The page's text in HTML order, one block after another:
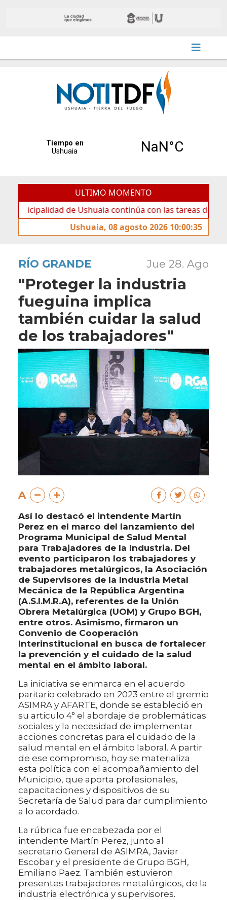
ULTIMO MOMENTO
de Ushuaia continúa con las tareas de
Ushuaia, 08 agosto 2026 10:00:35
RÍO GRANDE Jue 28. Ago
"Proteger la industria
fueguina implica
también cuidar la salud
de los trabajadores"
A
Así lo destacó el intendente Martín
Perez en el marco del lanzamiento del
Programa Municipal de Salud Mental
para Trabajadores de la Industria. Del
evento participaron los trabajadores y
trabajadores metalúrgicos, la Asociación
de Supervisores de la Industria Metal
Mecánica de la República Argentina
(A.S.I.M.R.A), referentes de la Unión
Obrera Metalúrgica (UOM) y Grupo BGH,
entre otros. Asimismo, firmaron un
Convenio de Cooperación
Interinstitucional en busca de fortalecer
la prevención y el cuidado de la salud
mental en el ámbito laboral.
La iniciativa se enmarca en el acuerdo
paritario celebrado en 2023 entre el gremio
ASIMRA y AFARTE, donde se estableció en
su articulo 4° el abordaje de problemáticas
sociales y la necesidad de implementar
acciones concretas para el cuidado de la
salud mental en el ámbito laboral. A partir
de ese compromiso, hoy se materializa
esta política con el acompañamiento del
Municipio, que aporta profesionales,
capacitaciones y dispositivos de su
Secretaría de Salud para dar cumplimiento
a lo acordado.
La rúbrica fue encabezada por el
intendente Martín Perez, junto al
secretario General de ASIMRA, Javier
Escobar y el presidente de Grupo BGH,
Emiliano Paez. También estuvieron
presentes trabajadores metalúrgicos, de la
industria electrónica y supervisores.